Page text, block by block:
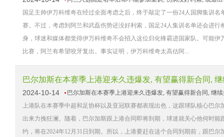
国足主帅伊万科维奇在经过全面考虑之后，终于敲定了一份24人国脚集训
赛。不过，考虑到阿兰和武磊伤势还没好利索，国足24人集训名单还会进
身，球迷和媒体都觉得伊万科维奇不会招入这位归化锋霸进国家队。可能
比赛，阿兰有希望咬牙复出。事实证明，伊万科维奇太高估阿...
巴尔加斯在本赛季上港迎来久违爆发, 有望赢得新合同,
2024-10-14
巴尔加斯在本赛季上港迎来久违爆发, 有望赢得新合同, 继
上港队在本赛季中超和足协杯以及亚冠联赛都表现出色，这跟球队核心巴
出来力挽狂澜。随着，巴尔加斯跟上港合同即将到期，球迷就关心他何时
约，将在2024年12月31日到期。所以，上港要赶在这个合同到期前，跟巴